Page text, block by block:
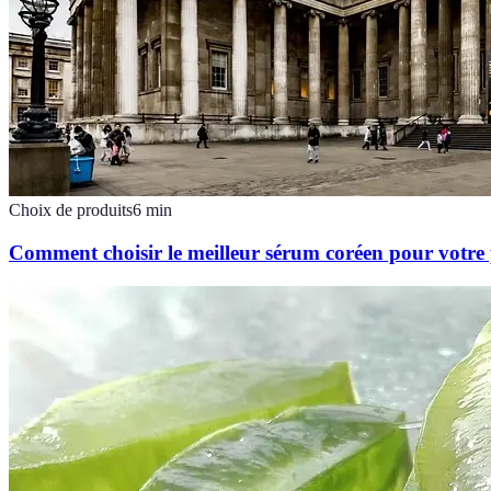
Choix de produits6 min
Comment choisir le meilleur sérum coréen pour votre